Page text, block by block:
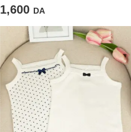
1,600 DA